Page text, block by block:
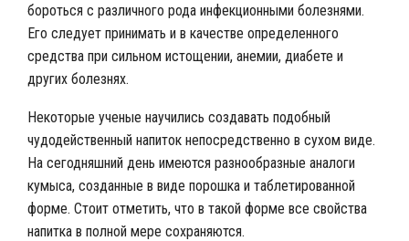
бороться с различного рода инфекционными болезнями.
Его следует принимать и в качестве определенного
средства при сильном истощении, анемии, диабете и
других болезнях.
Некоторые ученые научились создавать подобный
чудодейственный напиток непосредственно в сухом виде.
На сегодняшний день имеются разнообразные аналоги
кумыса, созданные в виде порошка и таблетированной
форме. Стоит отметить, что в такой форме все свойства
напитка в полной мере сохраняются.